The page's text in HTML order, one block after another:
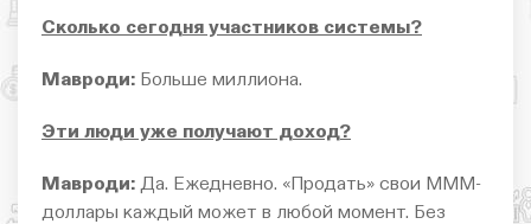
Сколько сегодня участников системы?
Мавроди: Больше миллиона.
Эти люди уже получают доход?
Мавроди: Да. Ежедневно. «Продать» свои МММ-
доллары каждый может в любой момент. Без